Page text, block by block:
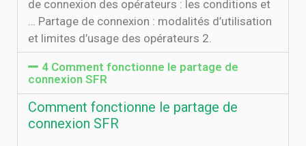
de connexion des opérateurs : les conditions et
… Partage de connexion : modalités d’utilisation
et limites d’usage des opérateurs 2.
4 Comment fonctionne le partage de
connexion SFR
Comment fonctionne le partage de
connexion SFR